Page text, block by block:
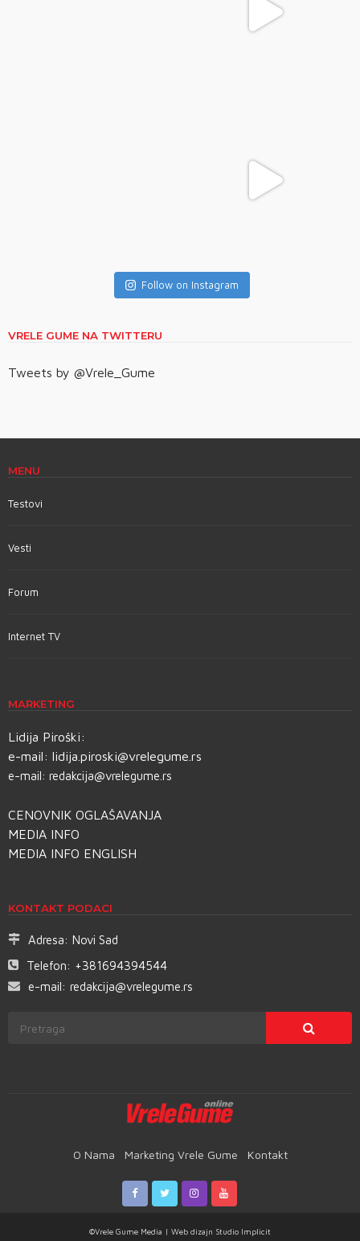
Follow on Instagram
VRELE GUME NA TWITTERU
Tweets by @Vrele_Gume
MENU
Testovi
Vesti
Forum
Internet TV
MARKETING
Lidija Piroški:
e-mail: lidija.piroski@vrelegume.rs
e-mail: redakcija@vrelegume.rs
CENOVNIK OGLAŠAVANJA
MEDIA INFO
MEDIA INFO ENGLISH
KONTAKT PODACI
Adresa: Novi Sad
Telefon: +381694394544
e-mail: redakcija@vrelegume.rs
O Nama Marketing Vrele Gume Kontakt
©Vrele Gume Media | Web dizajn Studio Implicit